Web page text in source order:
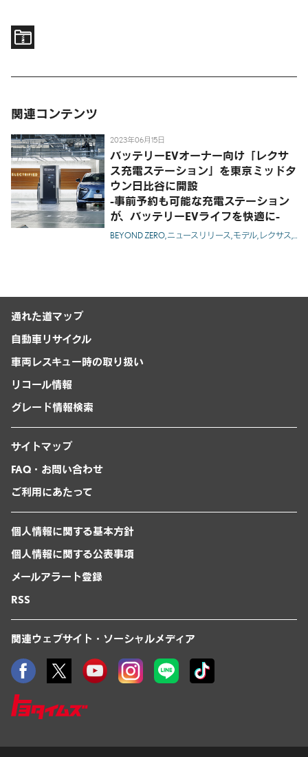
関連コンテンツ
2023年06月15日
バッテリーEVオーナー向け「レクサ
ス充電ステーション」を東京ミッドタ
ウン日比谷に開設
-事前予約も可能な充電ステーション
が、バッテリーEVライフを快適に-
BEYOND ZERO ニュースリリース モデル レクサス RZ
通れた道マップ
自動車リサイクル
車両レスキュー時の取り扱い
リコール情報
グレード情報検索
サイトマップ
FAQ・お問い合わせ
ご利用にあたって
個人情報に関する基本方針
個人情報に関する公表事項
メールアラート登録
RSS
関連ウェブサイト・ソーシャルメディア